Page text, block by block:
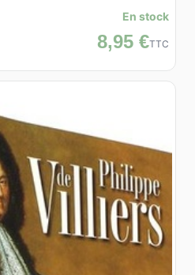
En stock
8,95 €TTC